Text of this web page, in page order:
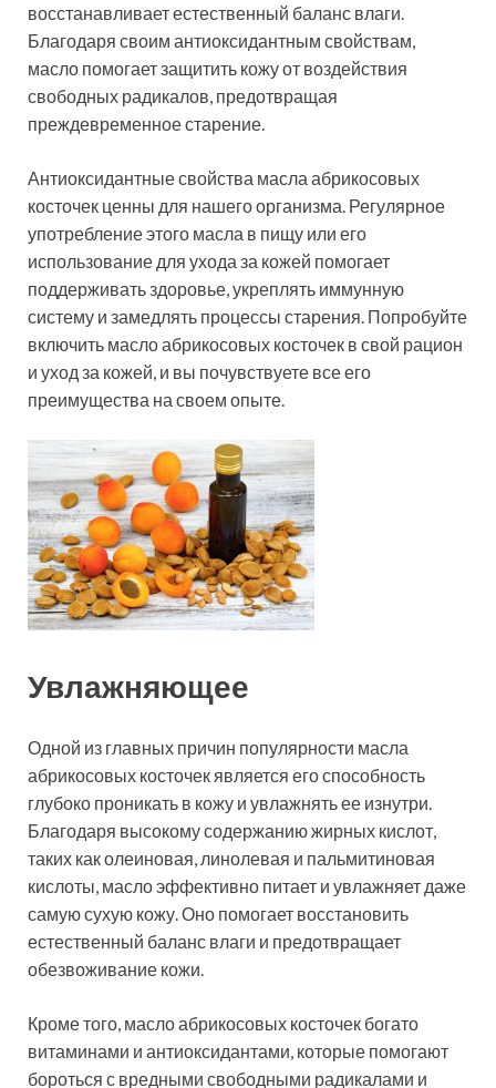
восстанавливает естественный баланс влаги.
Благодаря своим антиоксидантным свойствам,
масло помогает защитить кожу от воздействия
свободных радикалов, предотвращая
преждевременное старение.
Антиоксидантные свойства масла абрикосовых
косточек ценны для нашего организма. Регулярное
употребление этого масла в пищу или его
использование для ухода за кожей помогает
поддерживать здоровье, укреплять иммунную
систему и замедлять процессы старения. Попробуйте
включить масло абрикосовых косточек в свой рацион
и уход за кожей, и вы почувствуете все его
преимущества на своем опыте.
Увлажняющее
Одной из главных причин популярности масла
абрикосовых косточек является его способность
глубоко проникать в кожу и увлажнять ее изнутри.
Благодаря высокому содержанию жирных кислот,
таких как олеиновая, линолевая и пальмитиновая
кислоты, масло эффективно питает и увлажняет даже
самую сухую кожу. Оно помогает восстановить
естественный баланс влаги и предотвращает
обезвоживание кожи.
Кроме того, масло абрикосовых косточек богато
витаминами и антиоксидантами, которые помогают
бороться с вредными свободными радикалами и